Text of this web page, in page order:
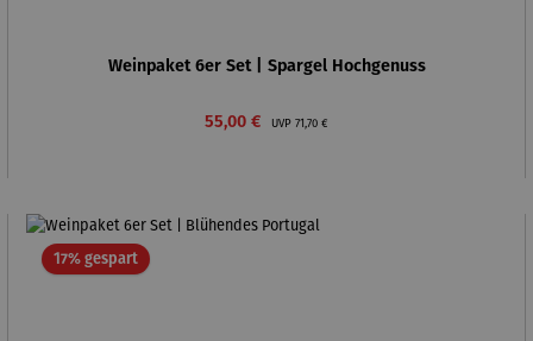
Weinpaket 6er Set | Spargel Hochgenuss
Verkaufspreis:
55,00 € UVP Regulärer Preis:
71,70 €
17% gespartRabatt